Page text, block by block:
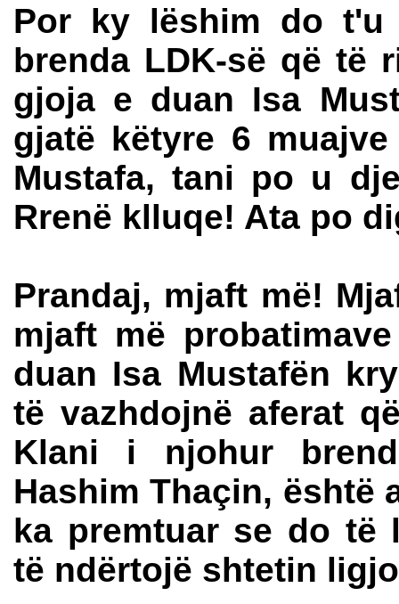
Por ky lëshim do t'u
brenda LDK-së që të
gjoja e duan Isa
gjatë këtyre 6
Mustafa, tani po u
Rrenë klluqe! Ata po
Prandaj, mjaft më!
mjaft më
duan Isa Mustafën
të vazhdojnë aferat
Klani i njohur
Hashim Thaçin, është
ka premtuar se do të
të ndërtojë shtetin